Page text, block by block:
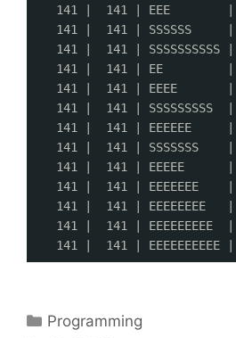
141 |  141 | EEE        |
141 |  141 | SSSSSS     |
141 |  141 | SSSSSSSSSS
141 |  141 | EE         |
141 |  141 | EEEE       |
141 |  141 | SSSSSSSSS
141 |  141 | EEEEEE     |
141 |  141 | SSSSSSS    |
141 |  141 | EEEEE      |
141 |  141 | EEEEEEE    |
141 |  141 | EEEEEEEE   |
141 |  141 | EEEEEEEEE  |
141 |  141 | EEEEEEEEEE |
分
Programming